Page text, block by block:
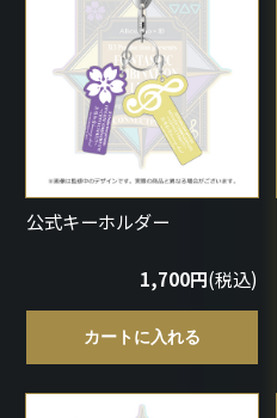
公式キーホルダー
1,700円(税込)
カートに入れる